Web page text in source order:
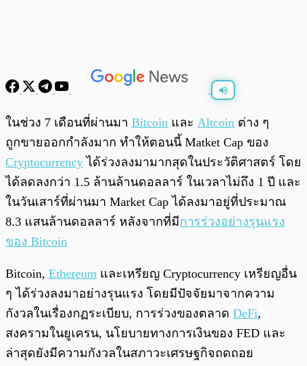
พร้อมเล่น 0:00
ในช่วง 7 เดือนที่ผ่านมา Bitcoin และ Altcoin ต่าง ๆ
ถูกขายออกกำลังมาก ทำให้ตอนนี้ Matket Cap ของ
Cryptocurrency ได้ร่วงลงมามากสุดในประวัติศาสตร์ โดย
ได้ลดลงกว่า 1.5 ล้านล้านดอลลาร์ ในเวลาไม่ถึง 1 ปี และ
ในวันเสาร์ที่ผ่านมา Market Cap ได้ลงมาอยู่ที่ประมาณ
8.3 แสนล้านดอลลาร์ หลังจากที่มีการร่วงอย่างรุนแรง
ของ Bitcoin
Bitcoin, Ethereum และเหรียญ Cryptocurrency เหรียญอื่น
ๆ ได้ร่วงลงมาอย่างรุนแรง โดยมีปัจจัยมาจากความ
กังวลในเรื่องกฏระเบียบ, การร่วงของตลาด DeFi,
สงครามในยูเครน, นโยบายทางการเงินของ FED และ
ล่าสุดยังมีความกังวลในสภาวะเศรษฐกิจถดถอย